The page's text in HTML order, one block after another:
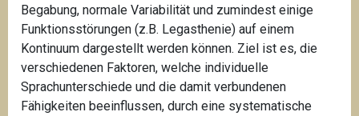
Begabung, normale Variabilität und zumindest einige
Funktionsstörungen (z.B. Legasthenie) auf einem
Kontinuum dargestellt werden können. Ziel ist es, die
verschiedenen Faktoren, welche individuelle
Sprachunterschiede und die damit verbundenen
Fähigkeiten beeinflussen, durch eine systematische